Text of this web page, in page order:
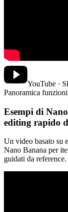
YouTube ·
Panoramica funzioni
Esempi di
editing rapido
Un video basato su
Nano Banana per
guidati da reference.